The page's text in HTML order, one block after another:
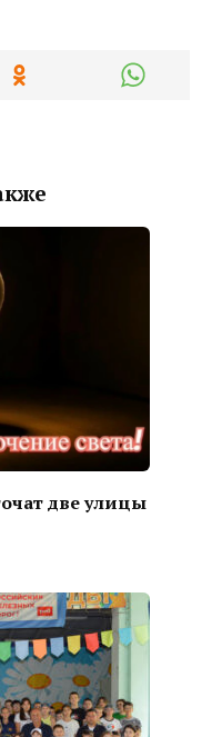
две улицы